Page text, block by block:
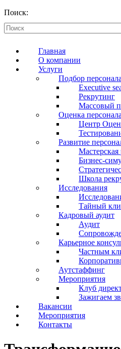
Поиск:
Главная
О компании
Услуги
Подбор персонала
Executive
Рекрутинг
Массовый
Оценка персонала
Центр
Развитие
Мастерская
Бизнес-
Школа
Исследования
Тайный
Кадровый аудит
Аудит
Карьерное
Частным
Аутстаффинг
Мероприятия
Клуб
Зажигаем
Вакансии
Мероприятия
Контакты